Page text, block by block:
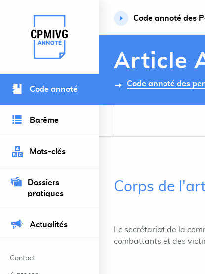
Retour à l’accueil du site
Code annoté
Barême
Mots-clés
Dossiers
pratiques
Actualités
Contact
Code annoté des
Article
Code annoté des
Corps de
Le secrétariat de la
combattants et des